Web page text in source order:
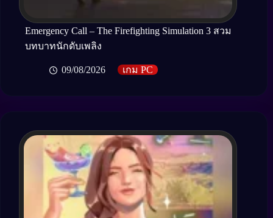
Emergency Call – The Firefighting Simulation 3 สวม
บทบาทนักดับเพลิง
09/08/2026 เกม PC